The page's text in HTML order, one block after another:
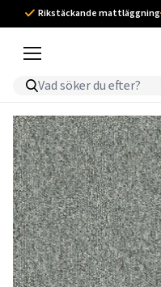
Rikstäckande mattläggning